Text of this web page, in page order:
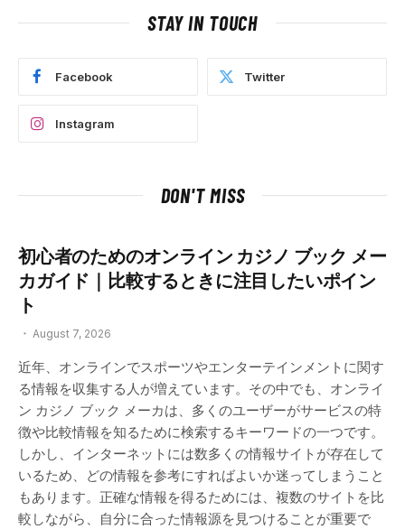
STAY IN TOUCH
Facebook Twitter
Instagram
DON'T MISS
初心者のためのオンライン カジノ ブック メー
カガイド｜比較するときに注目したいポイン
ト
August 7, 2026
近年、オンラインでスポーツやエンターテインメントに関す
る情報を収集する人が増えています。その中でも、オンライ
ン カジノ ブック メーカは、多くのユーザーがサービスの特
徴や比較情報を知るために検索するキーワードの一つです。
しかし、インターネットには数多くの情報サイトが存在して
いるため、どの情報を参考にすればよいか迷ってしまうこと
もあります。正確な情報を得るためには、複数のサイトを比
較しながら、自分に合った情報源を見つけることが重要で